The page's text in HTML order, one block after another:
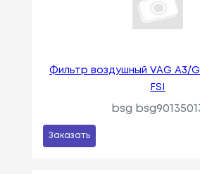
Фильтр воздушный VAG A3/
FSI
bsg
Заказать